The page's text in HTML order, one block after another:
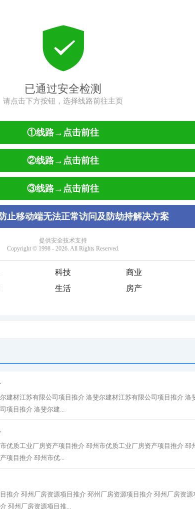
科技 商业
生活 房产
建材江苏有限公司项目推介 洛斐尔建材江苏有限公司项目推介 洛
项目推介 洛斐尔建...
优质工业厂房资产项目推介 邳州市优质工业厂房资产项目推介 邳
项目推介 邳州市优...
推介 邳州厂房资源项目推介 邳州厂房资源项目推介 邳州厂房资源
邳州厂房资源项目推...